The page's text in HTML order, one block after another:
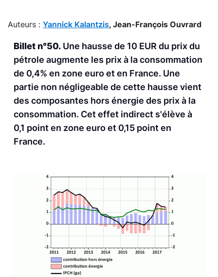
Auteurs : Yannick Kalantzis, Jean-François Ouvrard
Billet n°50. Une hausse de 10 EUR du prix du
pétrole augmente les prix à la consommation
de 0,4% en zone euro et en France. Une
partie non négligeable de cette hausse vient
des composantes hors énergie des prix à la
consommation. Cet effet indirect s'élève à
0,1 point en zone euro et 0,15 point en
France.